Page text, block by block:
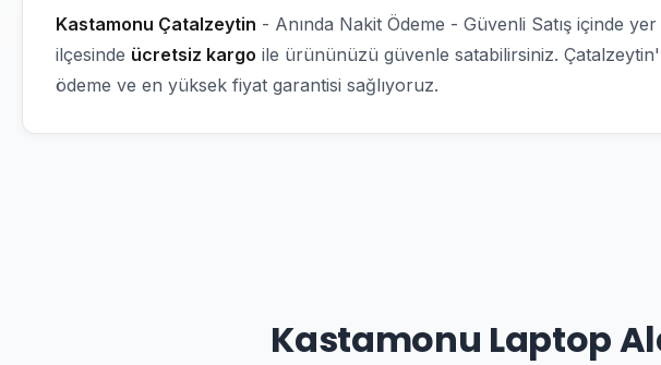
Kastamonu Çatalzeytin - Anında Nakit Ödeme - Güvenli Satış içinde
ilçesinde ücretsiz kargo ile ürününüzü güvenle satabilirsiniz.
ödeme ve en yüksek fiyat garantisi sağlıyoruz.
Kastamonu Laptop